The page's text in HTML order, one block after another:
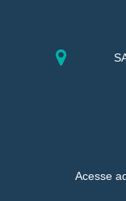
Acesse